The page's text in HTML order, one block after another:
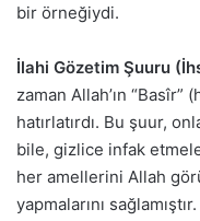
bir örneğiydi.
İlahi Gözetim Şuuru
zaman Allah’ın
hatırlatırdı. Bu şuur,
bile, gizlice infak
her amellerini Allah
yapmalarını sağlamıştır.